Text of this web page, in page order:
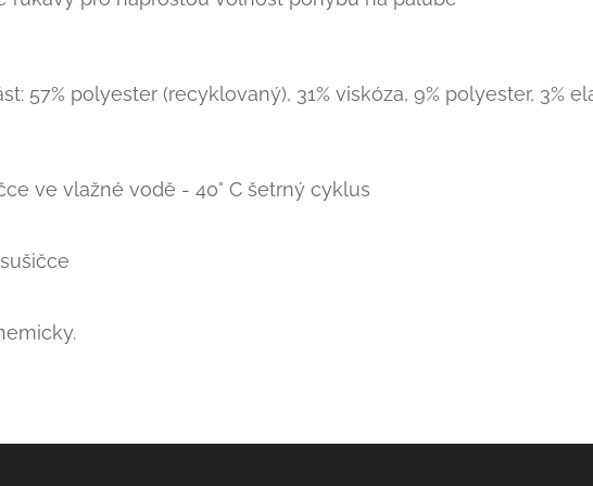
57% polyester (recyklovaný), 31% viskóza, 9% polyester, 3%
ve vlažné vodě - 40° C šetrný cyklus